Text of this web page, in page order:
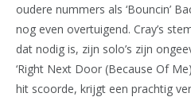
oudere nummers als ‘Bouncin’
nog even overtuigend. Cray’s
dat nodig is, zijn solo’s zijn
‘Right Next Door (Because Of
hit scoorde, krijgt een prachtig